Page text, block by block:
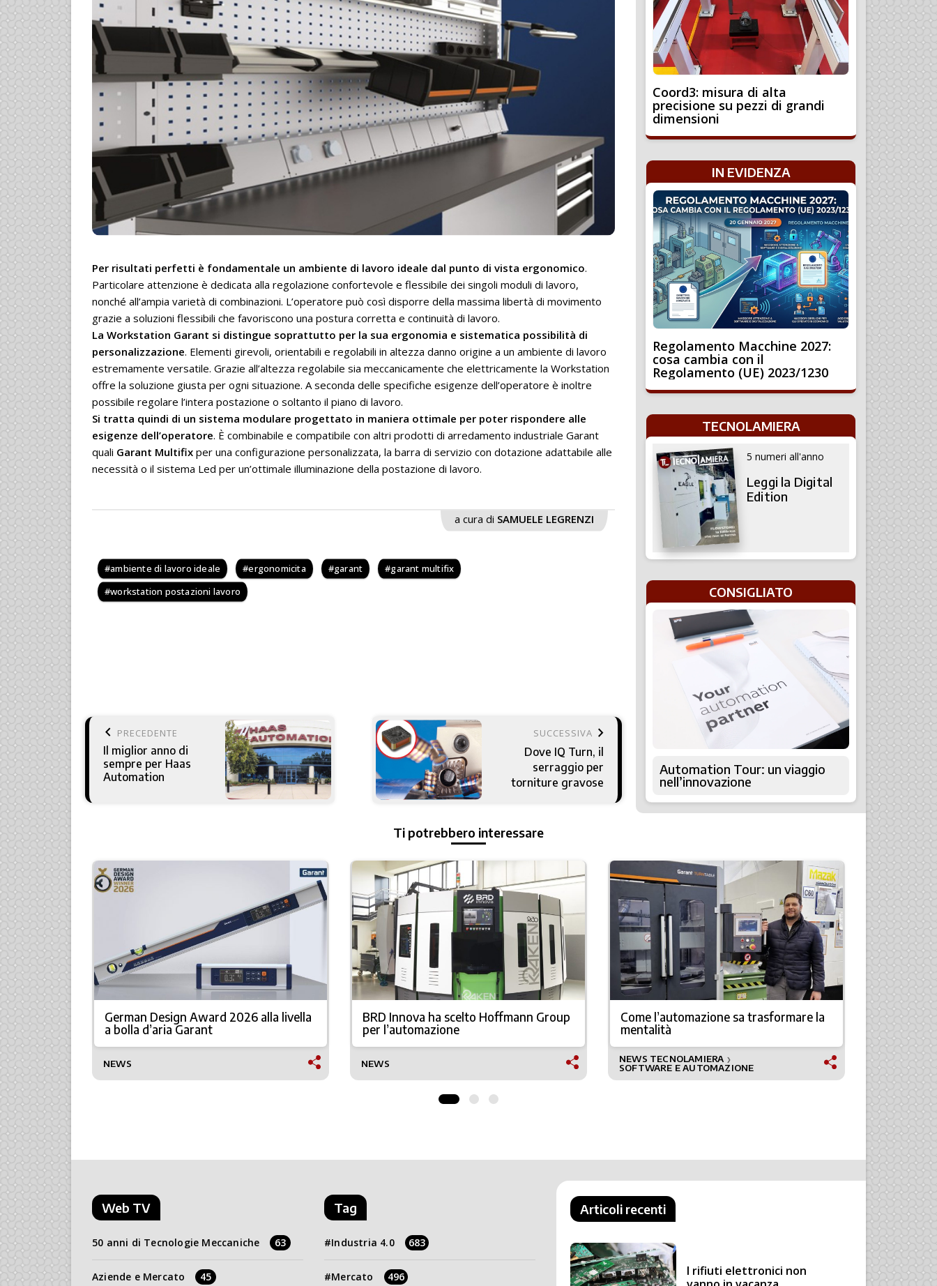
Per risultati perfetti è fondamentale un ambiente di lavoro ideale dal punto di vista ergonomico.
Particolare attenzione è dedicata alla regolazione confortevole e flessibile dei singoli moduli di lavoro,
nonché all’ampia varietà di combinazioni. L’operatore può così disporre della massima libertà di movimento
grazie a soluzioni flessibili che favoriscono una postura corretta e continuità di lavoro.
La Workstation Garant si distingue soprattutto per la sua ergonomia e sistematica possibilità di
personalizzazione. Elementi girevoli, orientabili e regolabili in altezza danno origine a un ambiente di lavoro
estremamente versatile. Grazie all’altezza regolabile sia meccanicamente che elettricamente la Workstation
offre la soluzione giusta per ogni situazione. A seconda delle specifiche esigenze dell’operatore è inoltre
possibile regolare l’intera postazione o soltanto il piano di lavoro.
Si tratta quindi di un sistema modulare progettato in maniera ottimale per poter rispondere alle
esigenze dell’operatore. È combinabile e compatibile con altri prodotti di arredamento industriale Garant
quali Garant Multifix per una configurazione personalizzata, la barra di servizio con dotazione adattabile alle
necessità o il sistema Led per un’ottimale illuminazione della postazione di lavoro.
a cura di SAMUELE LEGRENZI
ambiente di lavoro ideale ergonomicita garant
garant multifix
workstation postazioni lavoro
keyboard_arrow_left PRECEDENTE
Il miglior anno di
sempre per Haas
Automation
SUCCESSIVA keyboard_arrow_right
Dove IQ Turn, il
serraggio per
torniture gravose
Coord3: misura di alta
precisione su pezzi di grandi
dimensioni
IN EVIDENZA
Regolamento Macchine 2027:
cosa cambia con il
Regolamento (UE) 2023/1230
TECNOLAMIERA
5 numeri all'anno
Leggi la Digital
Edition
CONSIGLIATO
Automation Tour: un viaggio
nell’innovazione
Ti potrebbero interessare
e
German Design Award 2026 alla livella
a bolla d’aria Garant
NEWS
BRD Innova ha scelto Hoffmann Group
per l’automazione
NEWS
Come l’automazione sa trasformare la
mentalità
NEWS TECNOLAMIERA ❯
SOFTWARE E AUTOMAZIONE
Come
un
Web TV
50 anni di Tecnologie Meccaniche 63
Aziende e Mercato 45
Tag
Industria 4.0 683
Mercato 496
Articoli recenti
I rifiuti elettronici non